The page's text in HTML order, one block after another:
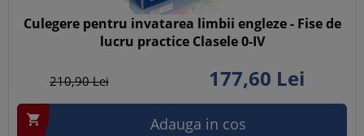
Culegere pentru invatarea limbii engleze - Fise de
lucru practice Clasele 0-IV
210,90Lei 177,60 Lei
 Adauga in cos